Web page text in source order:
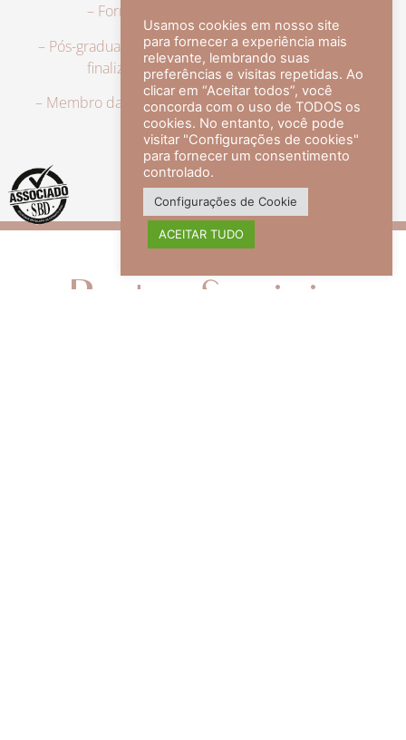
– Formação em Medicina pela UFRJ.
– Pós-graduação em Dermatologia pela UFRJ, tendo
finalizado a especialização em 2007.
– Membro da Sociedade Brasileira de Dermatologia,
com título de especialista.
veja mais +
Redes Sociais
Usamos cookies em nosso site
para fornecer a experiência mais
relevante, lembrando suas
preferências e visitas repetidas. Ao
clicar em “Aceitar todos”, você
concorda com o uso de TODOS os
cookies. No entanto, você pode
visitar "Configurações de cookies"
para fornecer um consentimento
controlado.
Configurações de Cookie
ACEITAR TUDO